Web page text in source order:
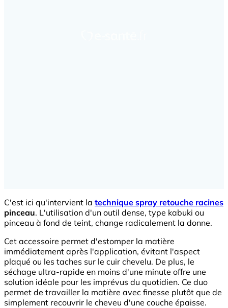
C'est ici qu'intervient la technique spray retouche racines
pinceau. L'utilisation d'un outil dense, type kabuki ou
pinceau à fond de teint, change radicalement la donne.
Cet accessoire permet d'estomper la matière
immédiatement après l'application, évitant l'aspect
plaqué ou les taches sur le cuir chevelu. De plus, le
séchage ultra-rapide en moins d'une minute offre une
solution idéale pour les imprévus du quotidien. Ce duo
permet de travailler la matière avec finesse plutôt que de
simplement recouvrir le cheveu d'une couche épaisse.